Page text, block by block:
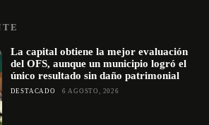
La capital obtiene la mejor evaluación
del OFS, aunque un municipio logró el
único resultado sin daño patrimonial
DESTACADO 6 AGOSTO, 2026